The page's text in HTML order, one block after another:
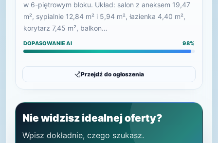
w 6-piętrowym bloku. Układ: salon z aneksem 19,47
m², sypialnie 12,84 m² i 5,94 m², łazienka 4,40 m²,
korytarz 7,45 m², balkon…
DOPASOWANIE AI 98%
Przejdź do ogłoszenia
Nie widzisz idealnej oferty?
Wpisz dokładnie, czego szukasz.